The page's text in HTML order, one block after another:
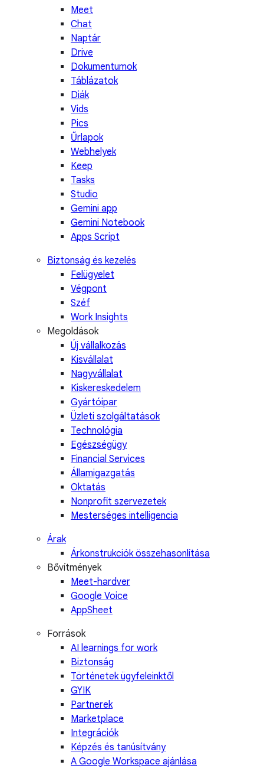
Meet
Chat
Naptár
Drive
Dokumentumok
Táblázatok
Diák
Vids
Pics
Űrlapok
Webhelyek
Keep
Tasks
Studio
Gemini app
Gemini Notebook
Apps Script
Biztonság és kezelés
Felügyelet
Végpont
Széf
Work Insights
Megoldások
Új vállalkozás
Kisvállalat
Nagyvállalat
Kiskereskedelem
Gyártóipar
Üzleti szolgáltatások
Technológia
Egészségügy
Financial Services
Államigazgatás
Oktatás
Nonprofit szervezetek
Mesterséges intelligencia
Árak
Árkonstrukciók összehasonlítása
Bővítmények
Meet-hardver
Google Voice
AppSheet
Források
AI learnings for work
Biztonság
Történetek ügyfeleinktől
GYIK
Partnerek
Marketplace
Integrációk
Képzés és tanúsítvány
A Google Workspace ajánlása